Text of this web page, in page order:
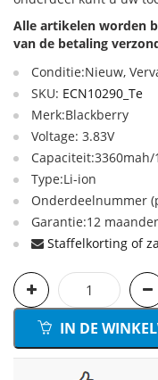
Alle artikelen worden
van de betaling
Conditie:Nieuw,
SKU: ECN10290_Te
Merk:Blackberry
Voltage: 3.83V
Capaciteit:3360mah/
Type:Li-ion
Onderdeelnummer
Garantie:12
Staffelkorting of
IN DE